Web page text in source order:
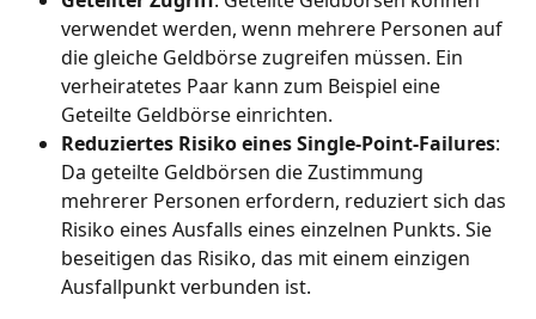
verwendet werden, wenn mehrere Personen auf
die gleiche Geldbörse zugreifen müssen. Ein
verheiratetes Paar kann zum Beispiel eine
Geteilte Geldbörse einrichten.
Reduziertes Risiko eines Single-Point-Failures:
Da geteilte Geldbörsen die Zustimmung
mehrerer Personen erfordern, reduziert sich das
Risiko eines Ausfalls eines einzelnen Punkts. Sie
beseitigen das Risiko, das mit einem einzigen
Ausfallpunkt verbunden ist.